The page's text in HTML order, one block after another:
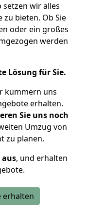
setzen wir alles
zu bieten. Ob Sie
oder ein großes
werden
Lösung für Sie.
kümmern uns
erhalten.
Sie uns noch
Umzug von
zu planen.
, und erhalten
erhalten